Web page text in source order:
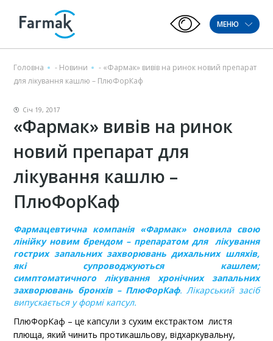
МЕНЮ
Головна - Новини - «Фармак» вивів на ринок новий препарат
для лікування кашлю – ПлюФорКаф
Січ 19, 2017
«Фармак» вивів на ринок
новий препарат для
лікування кашлю –
ПлюФорКаф
Фармацевтична компанія «Фармак» оновила свою
лінійку новим брендом – препаратом для лікування
гострих запальних захворювань дихальних шляхів,
які супроводжуються кашлем;
симптоматичного лікування хронічних запальних
захворювань бронхів – ПлюФорКаф. Лікарський засіб
випускається у формі капсул.
ПлюФорКаф – це капсули з сухим екстрактом листя
плюща, який чинить протикашльову, відхаркувальну,